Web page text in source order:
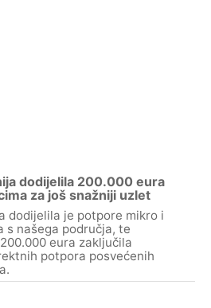
dodijelila 200.000 eura
za još snažniji uzlet
dodijelila je potpore mikro i
s našega područja, te
eura zaključila
potpora posvećenih